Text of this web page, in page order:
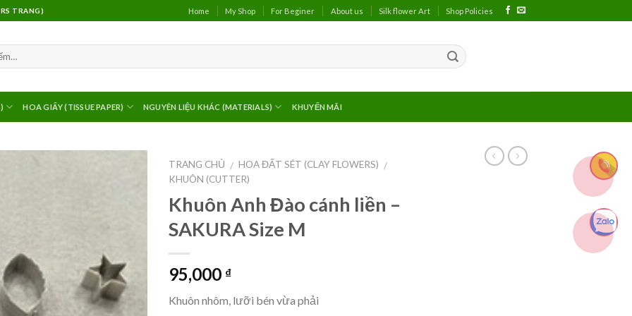
TRANG) Home My Shop For Beginer About us Silk flower Art Shop Policies
HOA GIẤY (TISSUE PAPER) NGUYÊN LIỆU KHÁC (MATERIALS) KHUYẾN MÃI
TRANG CHỦ / HOA ĐẤT SÉT (CLAY FLOWERS) /
KHUÔN (CUTTER)
Khuôn Anh Đào cánh liền –
SAKURA Size M
95,000 ₫
Khuôn nhôm, lưỡi bén vừa phải